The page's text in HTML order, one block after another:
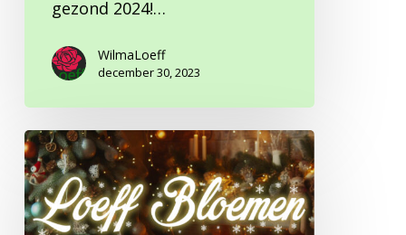
gezond 2024!…
WilmaLoeff
december 30, 2023
Prettige
Feestdagen!